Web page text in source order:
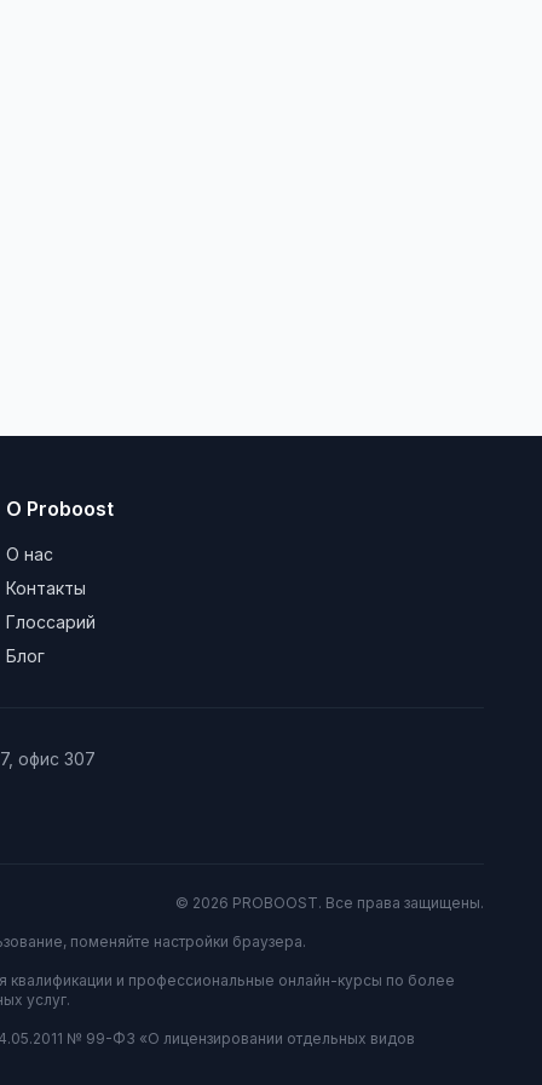
О Proboost
О нас
Контакты
Глоссарий
Блог
офис 307
© 2026 PROBOOST. Все права защищены.
поменяйте настройки браузера.
и профессиональные онлайн-курсы по более
услуг.
№ 99-ФЗ «О лицензировании отдельных видов